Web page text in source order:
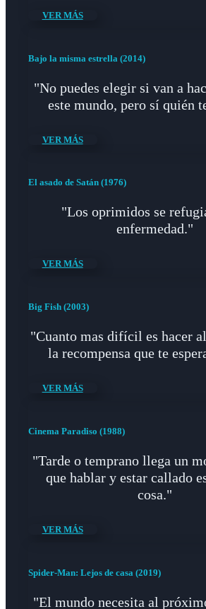
VER MÁS
Bajo la misma estrella (2014)
"No puedes elegir si van a
este mundo, pero sí quién
VER MÁS
El asado de Satán (1976)
"Los oprimidos se
enfermedad."
VER MÁS
Big Fish (2003)
"Cuanto mas difícil es hacer
la recompensa que te
VER MÁS
Cinema Paradiso (1988)
"Tarde o temprano llega un
que hablar y estar callado
cosa."
VER MÁS
Spider-Man: Lejos de casa (2019)
"El mundo necesita al